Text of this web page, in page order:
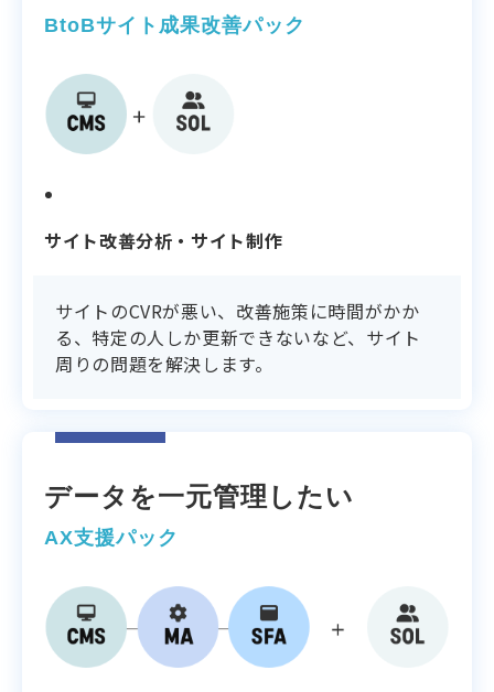
BtoBサイト成果改善パック
サイト改善分析・サイト制作
サイトのCVRが悪い、改善施策に時間がかか
る、特定の人しか更新できないなど、サイト
周りの問題を解決します。
データを一元管理したい
AX支援パック